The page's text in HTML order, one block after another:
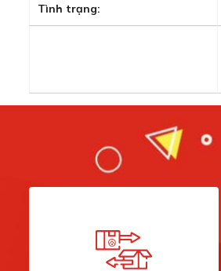
Tình trạng: